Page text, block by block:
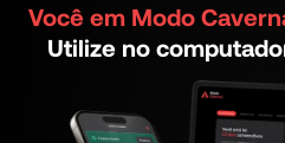
Você em Modo
Utilize no